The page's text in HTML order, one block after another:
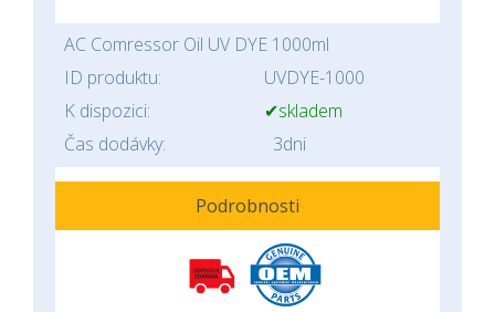
AC Comressor Oil UV DYE 1000ml
ID produktu:
UVDYE-1000
K dispozici:
✔skladem
Čas dodávky:
3dni
Podrobnosti